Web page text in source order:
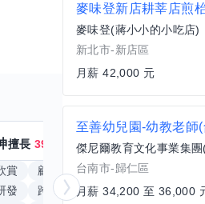
擅長39 個技能
賞 顧問服務
遊戲設計
發
跨部門協作
問題解決能力
麥味登新店耕莘店煎
麥味登(蔣小小的小吃店)
新北市-新店區
月薪 42,000 元
台南市-歸仁區
月薪 34,200 至 36,000